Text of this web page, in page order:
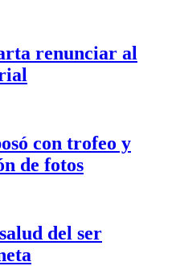
renunciar al
con trofeo y
de fotos
del ser